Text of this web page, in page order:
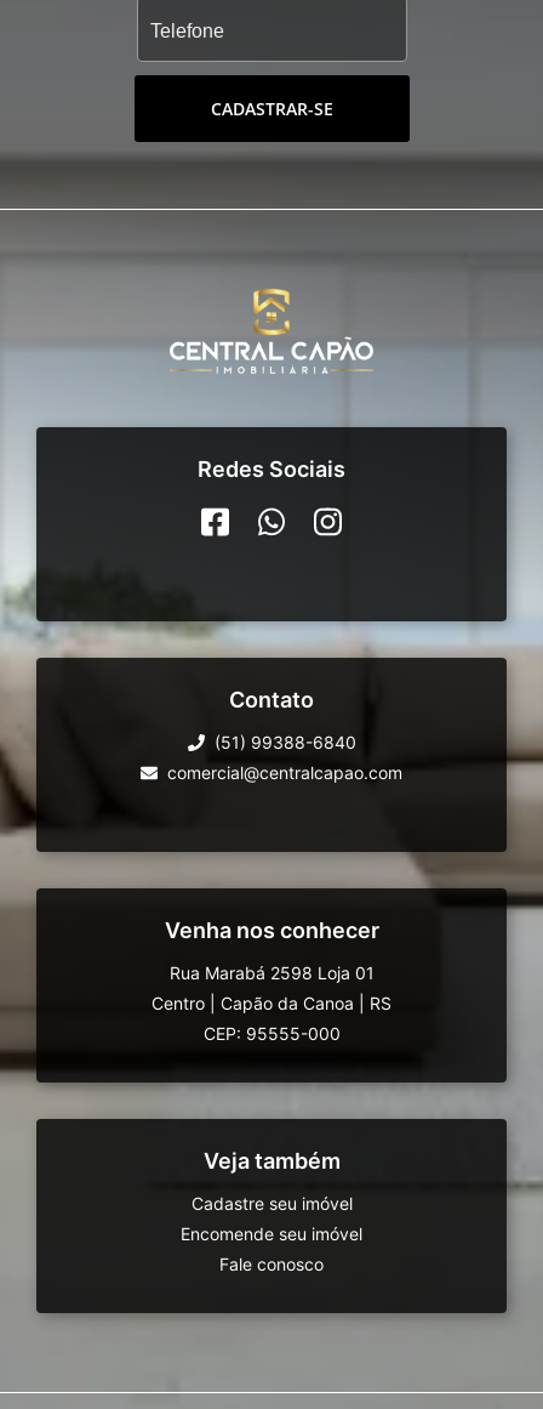
CADASTRAR-SE
Redes Sociais
Contato
(51) 99388-6840
comercial@centralcapao.com
Venha nos conhecer
Rua Marabá 2598 Loja 01
Centro
Capão da Canoa
RS
CEP: 95555-000
Veja também
Cadastre seu imóvel
Encomende seu imóvel
Fale conosco